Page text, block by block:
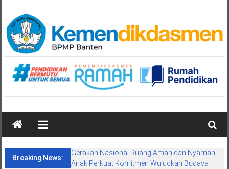
content
BPMP
Banten
Pendidikan
Maju
Breaking News:
Gerakan Nasional Ruang Aman dan Nyaman
Anak Perkuat Komitmen Wujudkan Budaya